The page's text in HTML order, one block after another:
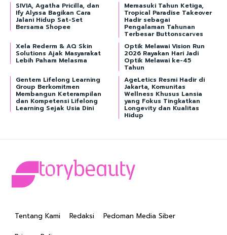
SIVIA, Agatha Pricilla, dan
Ify Alyssa Bagikan Cara
Jalani Hidup Sat-Set
Bersama Shopee
Memasuki Tahun Ketiga,
Tropical Paradise Takeover
Hadir sebagai
Pengalaman Tahunan
Terbesar Buttonscarves
Xela Rederm & AQ Skin
Solutions Ajak Masyarakat
Lebih Paham Melasma
Optik Melawai Vision Run
2026 Rayakan Hari Jadi
Optik Melawai ke-45
Tahun
Gentem Lifelong Learning
Group Berkomitmen
Membangun Keterampilan
dan Kompetensi Lifelong
Learning Sejak Usia Dini
AgeLetics Resmi Hadir di
Jakarta, Komunitas
Wellness Khusus Lansia
yang Fokus Tingkatkan
Longevity dan Kualitas
Hidup
Tentang Kami Redaksi Pedoman Media Siber